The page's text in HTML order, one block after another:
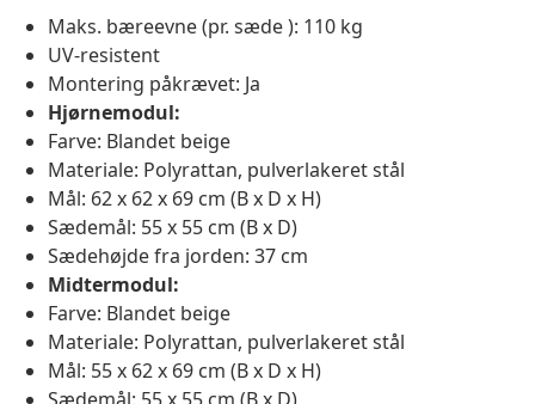
Maks. bæreevne (pr. sæde ): 110 kg
UV-resistent
Montering påkrævet: Ja
Hjørnemodul:
Farve: Blandet beige
Materiale: Polyrattan, pulverlakeret stål
Mål: 62 x 62 x 69 cm (B x D x H)
Sædemål: 55 x 55 cm (B x D)
Sædehøjde fra jorden: 37 cm
Midtermodul:
Farve: Blandet beige
Materiale: Polyrattan, pulverlakeret stål
Mål: 55 x 62 x 69 cm (B x D x H)